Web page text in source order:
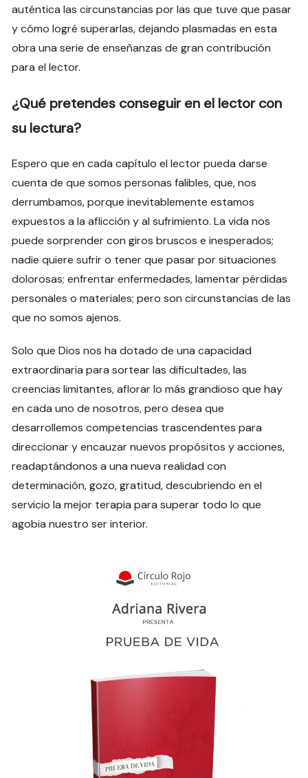
auténtica las circunstancias por las que tuve que pasar
y cómo logré superarlas, dejando plasmadas en esta
obra una serie de enseñanzas de gran contribución
para el lector.
¿Qué pretendes conseguir en el lector con
su lectura?
Espero que en cada capítulo el lector pueda darse
cuenta de que somos personas falibles, que, nos
derrumbamos, porque inevitablemente estamos
expuestos a la aflicción y al sufrimiento. La vida nos
puede sorprender con giros bruscos e inesperados;
nadie quiere sufrir o tener que pasar por situaciones
dolorosas; enfrentar enfermedades, lamentar pérdidas
personales o materiales; pero son circunstancias de las
que no somos ajenos.
Solo que Dios nos ha dotado de una capacidad
extraordinaria para sortear las dificultades, las
creencias limitantes, aflorar lo más grandioso que hay
en cada uno de nosotros, pero desea que
desarrollemos competencias trascendentes para
direccionar y encauzar nuevos propósitos y acciones,
readaptándonos a una nueva realidad con
determinación, gozo, gratitud, descubriendo en el
servicio la mejor terapia para superar todo lo que
agobia nuestro ser interior.